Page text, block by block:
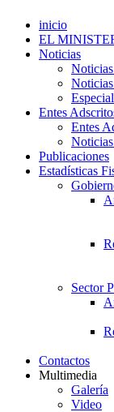
inicio
EL
Noticias
Entes
Entes
Publicaciones
Estadísticas
Sector
Contactos
Multimedia
Galería
Video